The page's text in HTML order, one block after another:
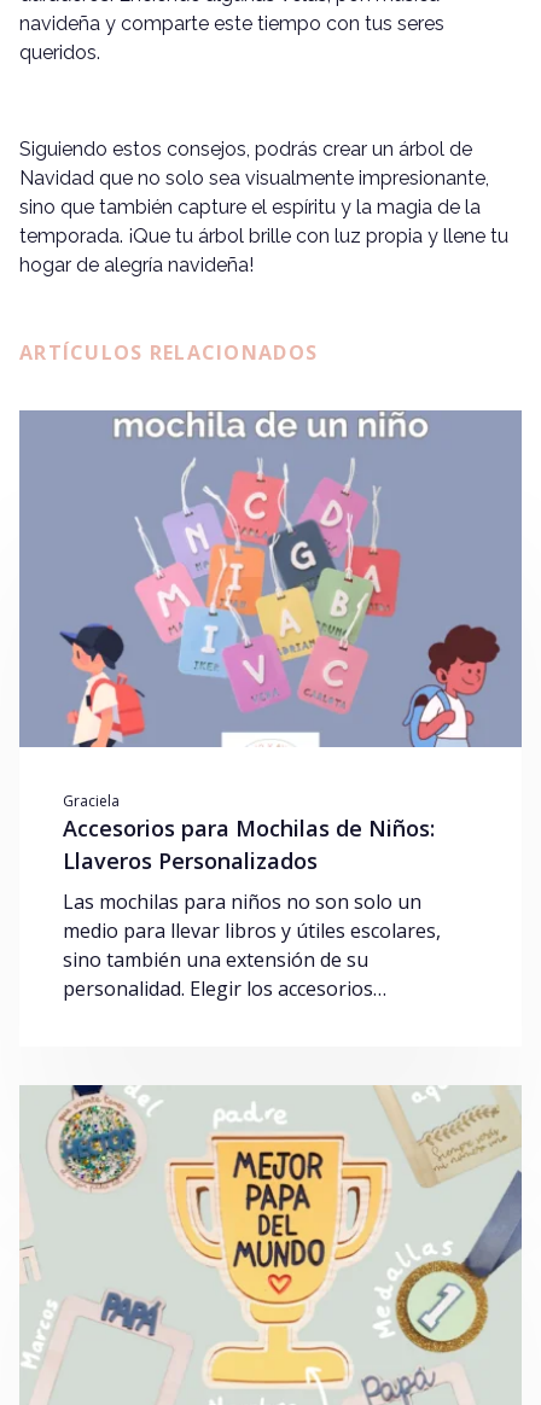
navideña y comparte este tiempo con tus seres
queridos.
Siguiendo estos consejos, podrás crear un árbol de
Navidad que no solo sea visualmente impresionante,
sino que también capture el espíritu y la magia de la
temporada. ¡Que tu árbol brille con luz propia y llene tu
hogar de alegría navideña!
ARTÍCULOS RELACIONADOS
Graciela
Accesorios para Mochilas de Niños:
Llaveros Personalizados
Las mochilas para niños no son solo un
medio para llevar libros y útiles escolares,
sino también una extensión de su
personalidad. Elegir los accesorios…